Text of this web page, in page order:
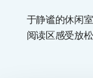
于静谧的休闲
阅读区感受放